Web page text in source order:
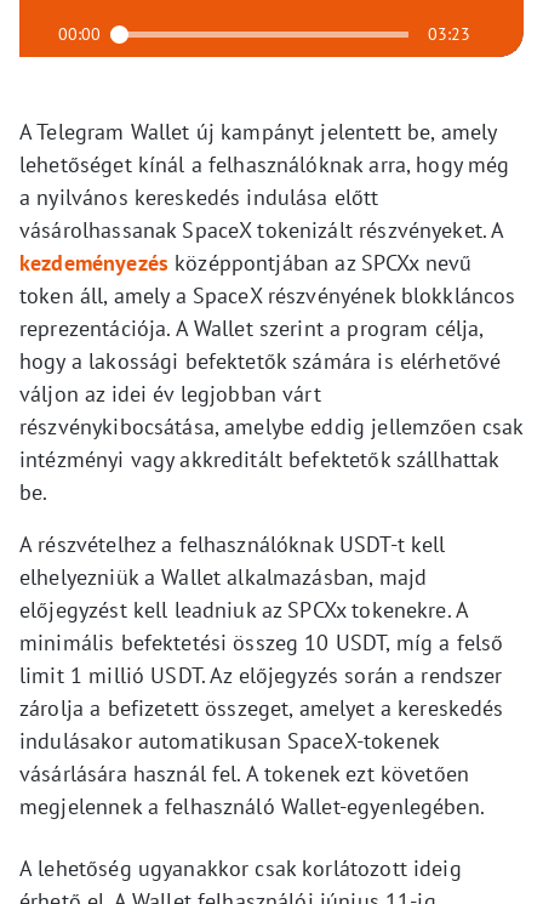
00:00 03:23
A Telegram Wallet új kampányt jelentett be, amely
lehetőséget kínál a felhasználóknak arra, hogy még
a nyilvános kereskedés indulása előtt
vásárolhassanak SpaceX tokenizált részvényeket. A
kezdeményezés középpontjában az SPCXx nevű
token áll, amely a SpaceX részvényének blokkláncos
reprezentációja. A Wallet szerint a program célja,
hogy a lakossági befektetők számára is elérhetővé
váljon az idei év legjobban várt
részvénykibocsátása, amelybe eddig jellemzően csak
intézményi vagy akkreditált befektetők szállhattak
be.
A részvételhez a felhasználóknak USDT-t kell
elhelyezniük a Wallet alkalmazásban, majd
előjegyzést kell leadniuk az SPCXx tokenekre. A
minimális befektetési összeg 10 USDT, míg a felső
limit 1 millió USDT. Az előjegyzés során a rendszer
zárolja a befizetett összeget, amelyet a kereskedés
indulásakor automatikusan SpaceX-tokenek
vásárlására használ fel. A tokenek ezt követően
megjelennek a felhasználó Wallet-egyenlegében.
A lehetőség ugyanakkor csak korlátozott ideig